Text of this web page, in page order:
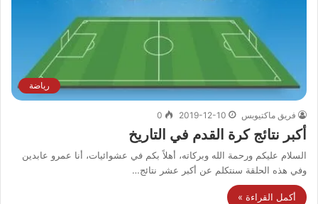
رياضة
فريق ماكتيوبس 2019-12-10
0
أكبر نتائج كرة القدم في التاريخ
السلام عليكم ورحمة الله وبركاته، أهلاً بكم في عشوائيات، أنا عمرو عابدين
وفي هذه الحلقة سنتكلم عن أكبر عشر نتائج…
أكمل القراءة »